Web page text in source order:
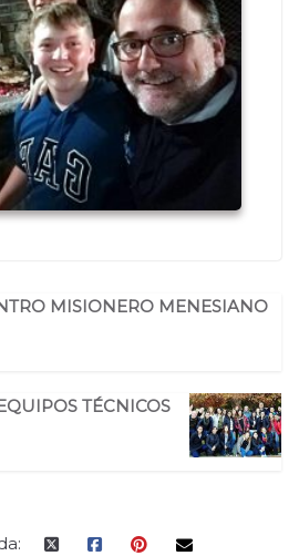
MISIONERO MENESIANO
TÉCNICOS